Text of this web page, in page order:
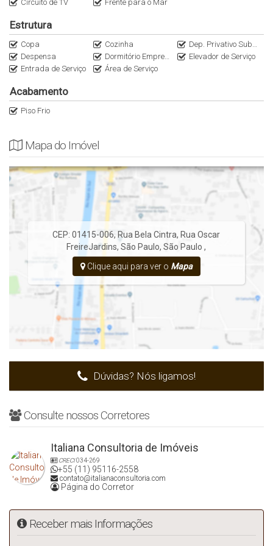
Anuncie seu imóvel conosco
Apartamentos Jardins
Instagram @Italianaconsultoria
WhatsApp (11)95116.2558
As informações estão sujeitas a alterações sem aviso prévio,
consulte o corretor responsável!
Circuito de TV
Frente para o Mar
Estrutura
Copa Cozinha
Dep. Privativo Subsolo
Despensa
Dormitório Empregada
Elevador de Serviço
Entrada de Serviço
Área de Serviço
Acabamento
Piso Frio
Mapa do Imóvel
CEP: 01415-006, Rua Bela Cintra, Rua Oscar
FreireJardins,São Paulo,São Paulo,
Clique aqui para ver o Mapa
Dúvidas? Nós ligamos!
Consulte nossos Corretores
Italiana Consultoria de Imóveis
CRECI034-269
+55 (11) 95116-2558
contato@italianaconsultoria.com
Página do Corretor
Receber mais Informações